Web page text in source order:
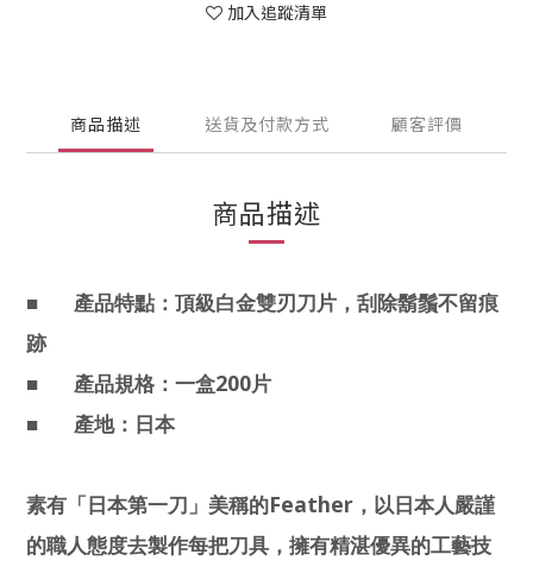
加入追蹤清單
商品描述 送貨及付款方式 顧客評價
商品描述
■ 產品特點：頂級白金雙刃刀片，刮除鬍鬚不留痕
跡
■ 產品規格：一盒200片
■ 產地：日本
素有「日本第一刀」美稱的Feather ，以日本人嚴謹
的職人態度去製作每把刀具，擁有精湛優異的工藝技